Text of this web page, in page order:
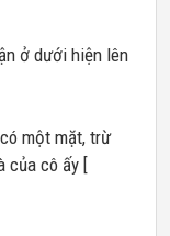
ở dưới hiện lên
một mặt, trừ
của cô ấy [